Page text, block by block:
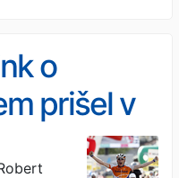
o
prišel v
običajno"